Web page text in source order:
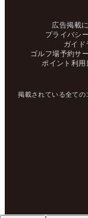
広告掲載
プライバシ
ガイド
ゴルフ場予約サ
ポイント利用
掲載されている全ての